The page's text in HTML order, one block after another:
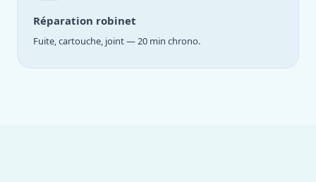
Réparation robinet
Fuite, cartouche, joint — 20 min chrono.